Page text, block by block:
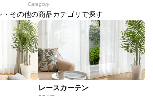
Category
・その他の商品カテゴリで探す
レースカーテン